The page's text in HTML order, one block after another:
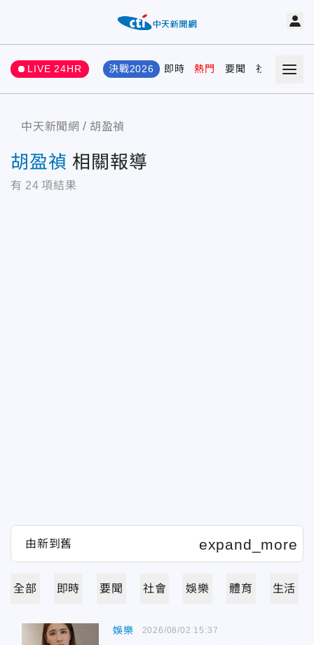
LIVE 24HR 決戰2026 即時 熱門 要聞 社會 娛樂
中天新聞網 胡盈禎
胡盈禎 相關報導
有 24 項結果
全部 即時 要聞 社會 娛樂 體育 生活
娛樂 2026/08/02 15:37